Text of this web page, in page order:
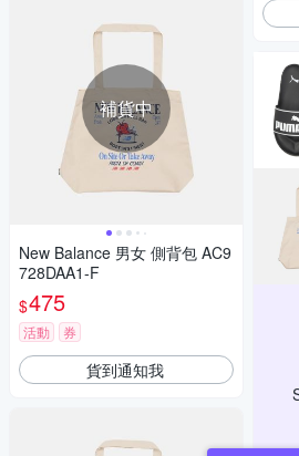
補貨中
New Balance 男女 側背包 AC9
728DAA1-F
$475
活動 券
貨到通知我